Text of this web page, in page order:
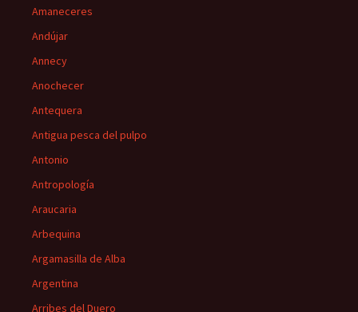
Amaneceres
Andújar
Annecy
Anochecer
Antequera
Antigua pesca del pulpo
Antonio
Antropología
Araucaria
Arbequina
Argamasilla de Alba
Argentina
Arribes del Duero